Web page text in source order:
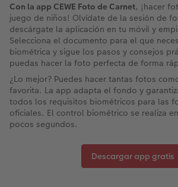
Con la app CEWE Foto de Carnet, ¡hacer
juego de niños! Olvídate de la sesión de
descárgate la aplicación en tu móvil y
Selecciona el documento para el que
biométrica y sigue los pasos y consejos
puedas hacer la foto perfecta de forma
¿Lo mejor? Puedes hacer tantas fotos
favorita. La app adapta el fondo y
todos los requisitos biométricos para las
oficiales. El control biométrico se realiza
pocos segundos.
Descargar app gratis